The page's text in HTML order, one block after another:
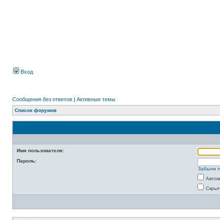
Вход
Сообщения без ответов | Активные темы
Список форумов
Имя пользователя:
Пароль:
Забыли